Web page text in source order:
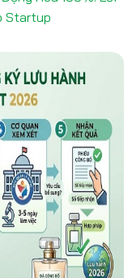
Startup